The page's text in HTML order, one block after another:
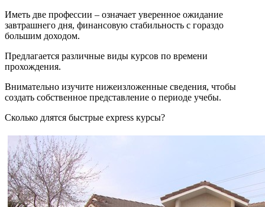
Иметь две профессии – означает уверенное ожидание
завтрашнего дня, финансовую стабильность с гораздо
большим доходом.
Предлагается различные виды курсов по времени
прохождения.
Внимательно изучите нижеизложенные сведения, чтобы
создать собственное представление о периоде учебы.
Сколько длятся быстрые express курсы?